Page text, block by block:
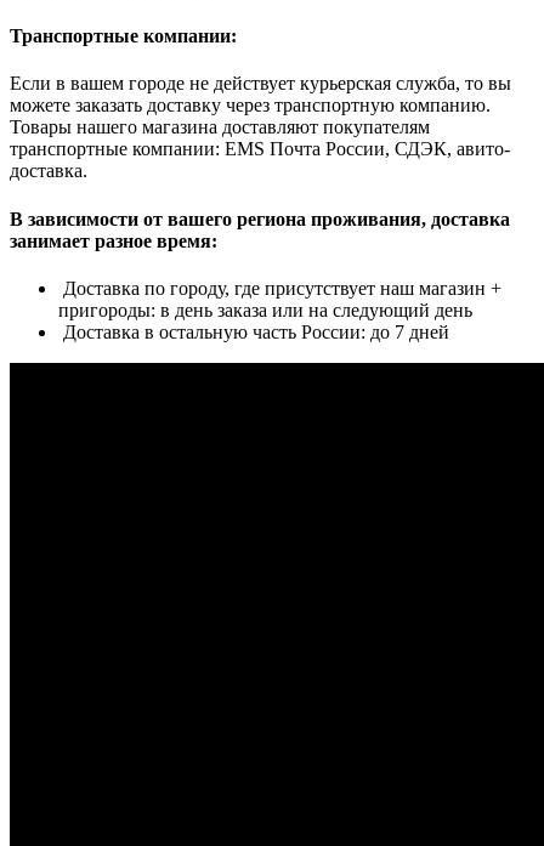
Транспортные компании:
Если в вашем городе не действует курьерская служба, то вы
можете заказать доставку через транспортную компанию.
Товары нашего магазина доставляют покупателям
транспортные компании: EMS Почта России, СДЭК, авито-
доставка.
В зависимости от вашего региона проживания, доставка
занимает разное время:
Доставка по городу, где присутствует наш магазин +
пригороды: в день заказа или на следующий день
Доставка в остальную часть России: до 7 дней